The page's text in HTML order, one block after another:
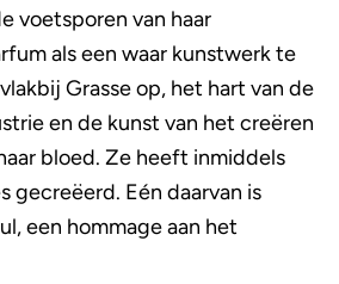
voetsporen van haar
als een waar kunstwerk te
Grasse op, het hart van de
en de kunst van het creëren
bloed. Ze heeft inmiddels
gecreëerd. Eén daarvan is
een hommage aan het